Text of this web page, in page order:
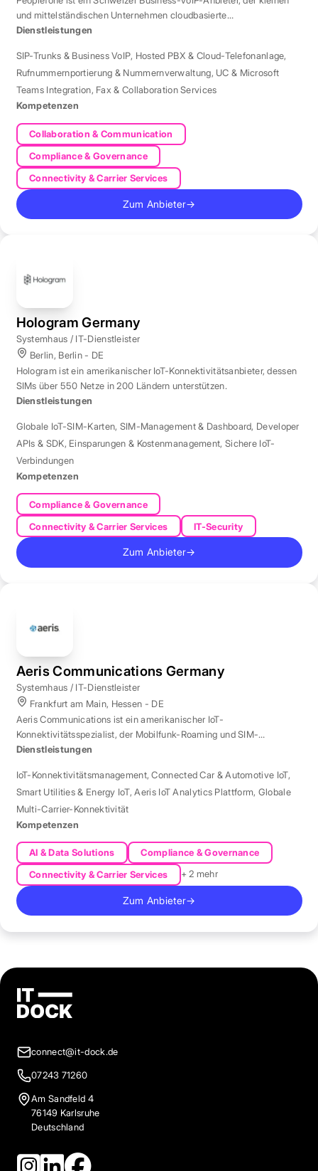
und mittelständischen Unternehmen cloudbasierte
Telefonielösungen bietet.
Dienstleistungen
SIP-Trunks & Business VoIP, Hosted PBX & Cloud-Telefonanlage,
Rufnummernportierung & Nummernverwaltung, UC & Microsoft
Teams Integration, Fax & Collaboration Services
Kompetenzen
Collaboration & Communication
Compliance & Governance
Connectivity & Carrier Services
Zum Anbieter→
Hologram Germany
Systemhaus / IT-Dienstleister
Berlin, Berlin - DE
Hologram ist ein amerikanischer IoT-Konnektivitätsanbieter, dessen
SIMs über 550 Netze in 200 Ländern unterstützen.
Dienstleistungen
Globale IoT-SIM-Karten, SIM-Management & Dashboard, Developer
APIs & SDK, Einsparungen & Kostenmanagement, Sichere IoT-
Verbindungen
Kompetenzen
Compliance & Governance
Connectivity & Carrier Services
IT-Security
Zum Anbieter→
Aeris Communications Germany
Systemhaus / IT-Dienstleister
Frankfurt am Main, Hessen - DE
Aeris Communications ist ein amerikanischer IoT-
Konnektivitätsspezialist, der Mobilfunk-Roaming und SIM-
Management in über 190 Ländern verwaltet.
Dienstleistungen
IoT-Konnektivitätsmanagement,Connected Car & Automotive IoT,
Smart Utilities & Energy IoT,Aeris IoT Analytics Plattform, Globale
Multi-Carrier-Konnektivität
Kompetenzen
AI & Data Solutions
Compliance & Governance
Connectivity & Carrier Services
+ 2 mehr
Zum Anbieter→
connect@it-dock.de
07243 71260
Am Sandfeld 4
76149 Karlsruhe
Deutschland